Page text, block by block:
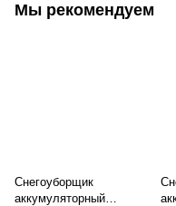
Мы рекомендуем
Снегоуборщик
аккумуляторный